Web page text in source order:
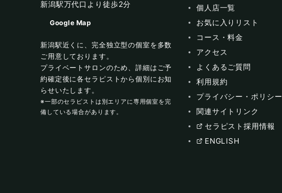
新潟駅万代口より徒歩2分
Google Map
新潟駅近くに、完全独立型の個室を多数
ご用意しております。
プライベートサロンのため、詳細はご予
約確定後に各セラピストから個別にお知
らせいたします。
※一部のセラピストは別エリアに専用個室を完
備している場合があります。
個人店一覧
お気に入りリスト
コース・料金
アクセス
よくあるご質問
利用規約
プライバシー・ポリシー
関連サイトリンク
セラピスト採用情報
ENGLISH